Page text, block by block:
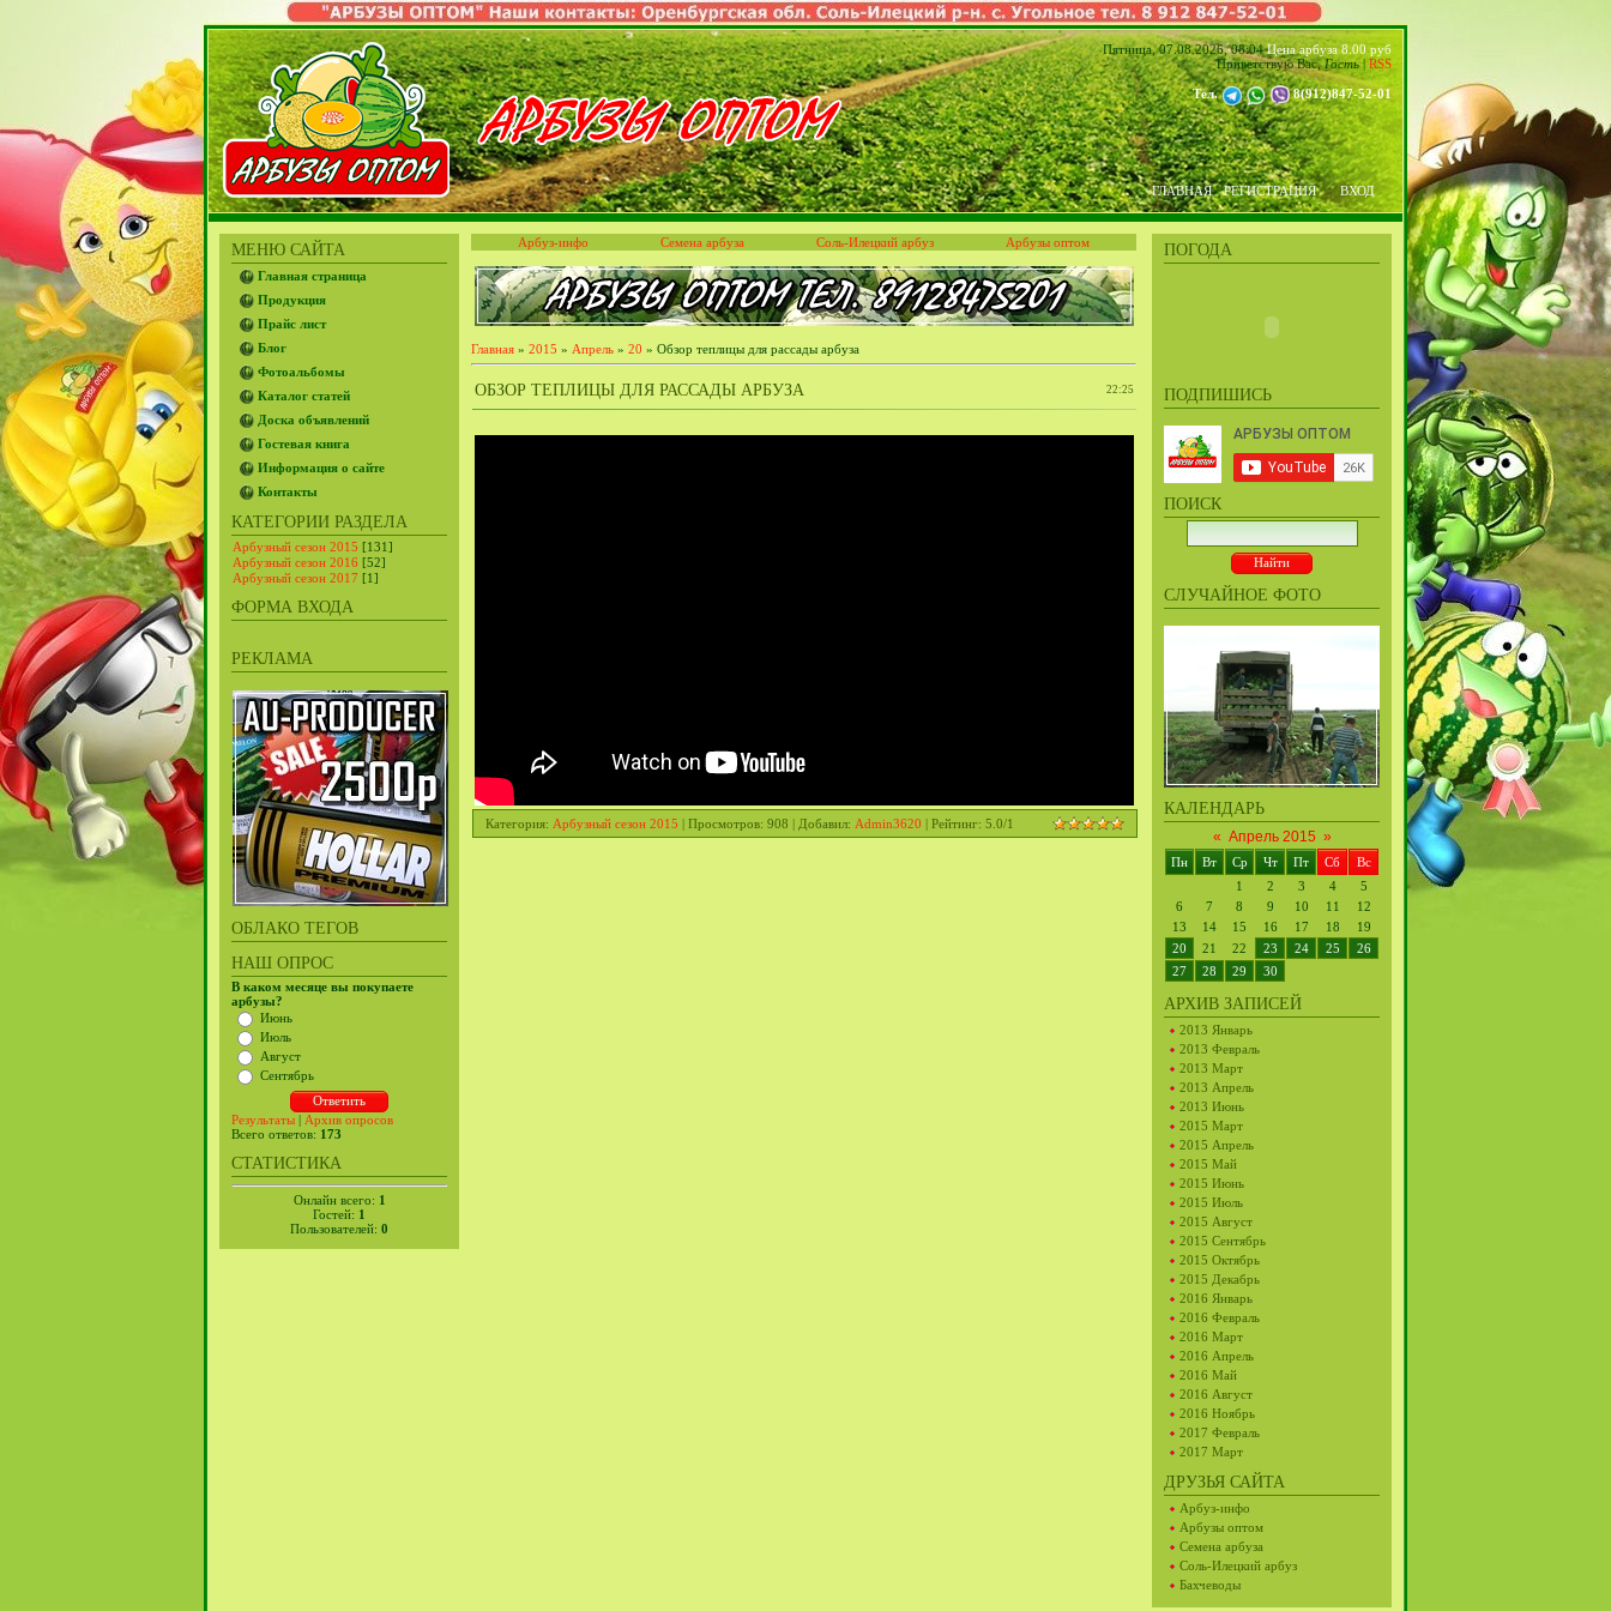
Пятница, 07.08.2026, 08:04Цена арбуза 8.00 руб
Приветствую Вас,Гость| RSS
Тел. 8(912)847-52-01
ГЛАВНАЯ РЕГИСТРАЦИЯ ВХОД
МЕНЮ САЙТА
Главная страница
Продукция
Прайс лист
Блог
Фотоальбомы
Каталог статей
Доска объявлений
Гостевая книга
Информация о сайте
Контакты
КАТЕГОРИИ РАЗДЕЛА
Арбузный сезон 2015 [131]
Арбузный сезон 2016 [52]
Арбузный сезон 2017 [1]
ФОРМА ВХОДА
РЕКЛАМА
ОБЛАКО ТЕГОВ
НАШ ОПРОС
В каком месяце вы покупаете
арбузы?
Июнь
Июль
Август
Сентябрь
Результаты | Архив опросов
Всего ответов: 173
СТАТИСТИКА
Онлайн всего: 1
Гостей: 1
Пользователей: 0
ПОГОДА
ПОДПИШИСЬ
ПОИСК
СЛУЧАЙНОЕ ФОТО
КАЛЕНДАРЬ
« Апрель 2015 »
Пн Вт Ср Чт Пт Сб
Вс
1
2 3 4
5
6
7 8 9 10 11
12
13
14 15 16 17 18
19
20
21 22 23 24 25
26
27
28 29 30
АРХИВ ЗАПИСЕЙ
2013 Январь
2013 Февраль
2013 Март
2013 Апрель
2013 Июнь
2015 Март
2015 Апрель
2015 Май
2015 Июнь
2015 Июль
2015 Август
2015 Сентябрь
2015 Октябрь
2015 Декабрь
2016 Январь
2016 Февраль
2016 Март
2016 Апрель
2016 Май
2016 Август
2016 Ноябрь
2017 Февраль
2017 Март
ДРУЗЬЯ САЙТА
Арбуз-инфо
Арбузы оптом
Семена арбуза
Соль-Илецкий арбуз
Бахчеводы
Арбуз-инфо Семена арбуза Соль-Илецкий арбуз Арбузы оптом
Главная » 2015 » Апрель » 20 » Обзор теплицы для рассады арбуза
22:25
ОБЗОР ТЕПЛИЦЫ ДЛЯ РАССАДЫ АРБУЗА
Категория: Арбузный сезон 2015 | Просмотров: 908 | Добавил: Admin3620 | Рейтинг: 5.0/1